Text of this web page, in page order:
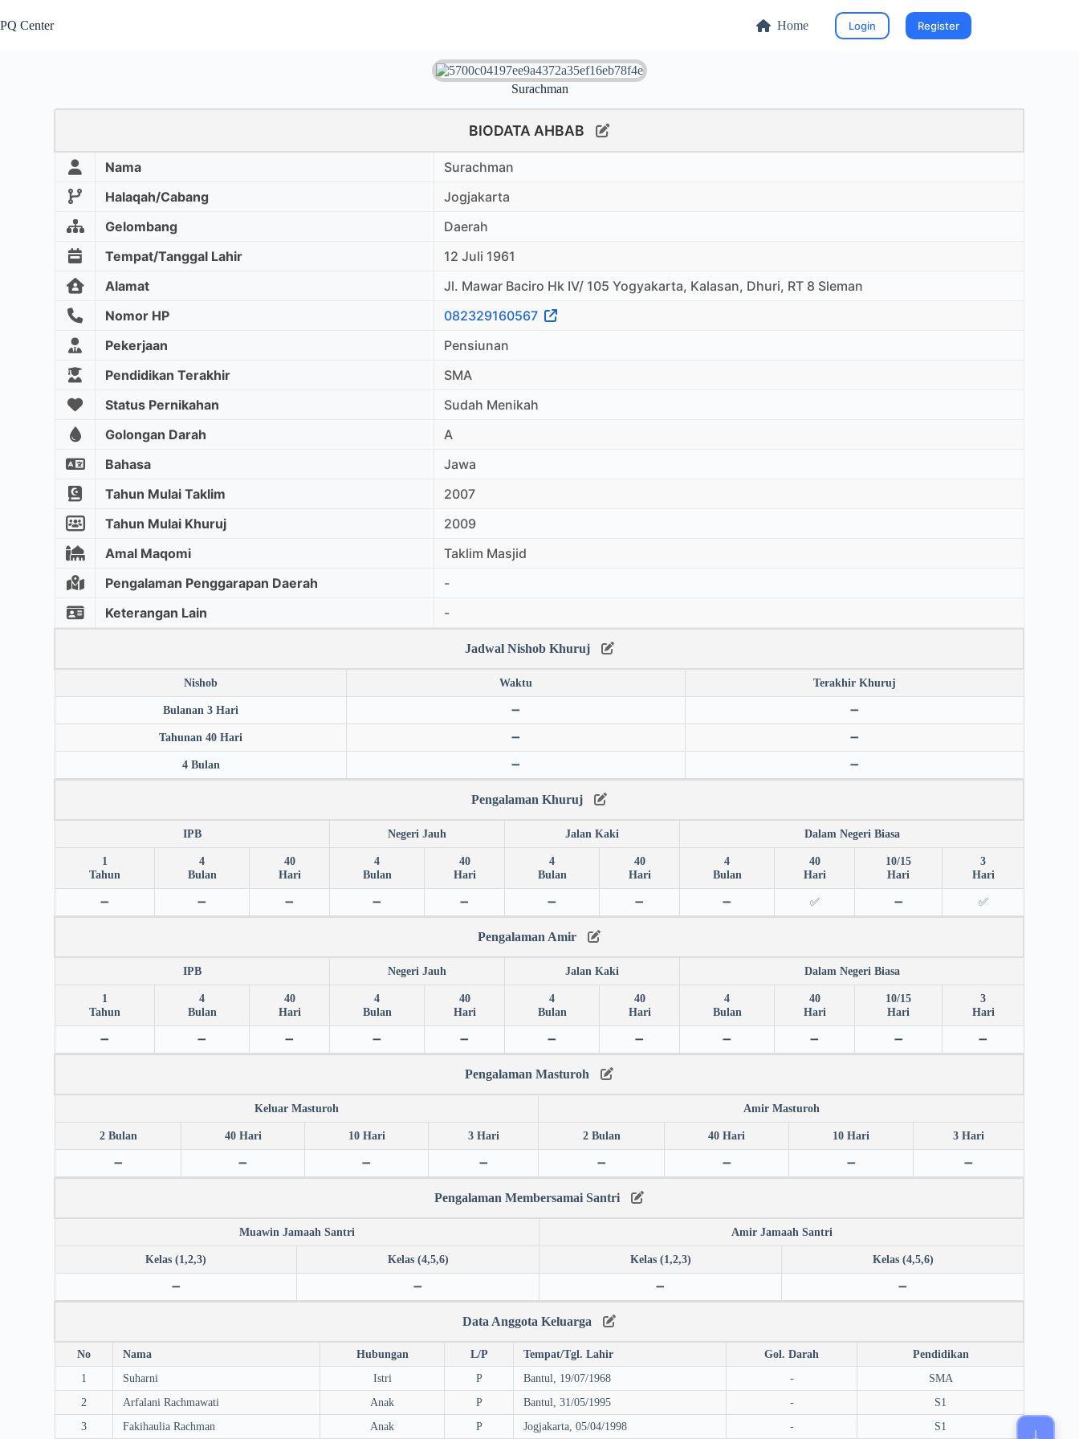
PQ Center Home Login Register
Surachman
BIODATA AHBAB
Nama
Surachman
Halaqah/Cabang
Jogjakarta
Gelombang
Daerah
Tempat/Tanggal Lahir
12 Juli 1961
Alamat
Jl. Mawar Baciro Hk IV/ 105 Yogyakarta, Kalasan, Dhuri, RT 8 Sleman
Nomor HP
082329160567
Pekerjaan
Pensiunan
Pendidikan Terakhir
SMA
Status Pernikahan
Sudah Menikah
Golongan Darah
A
Bahasa
Jawa
Tahun Mulai Taklim
2007
Tahun Mulai Khuruj
2009
Amal Maqomi
Taklim Masjid
Pengalaman Penggarapan Daerah
-
Keterangan Lain
-
Jadwal Nishob Khuruj
Nishob Waktu Terakhir Khuruj
Bulanan 3 Hari ➖ ➖
Tahunan 40 Hari ➖ ➖
4 Bulan ➖ ➖
Pengalaman Khuruj
IPB Negeri Jauh Jalan Kaki Dalam Negeri Biasa
1
Tahun
4
Bulan
40
Hari
4
Bulan
40
Hari
4
Bulan
40
Hari
4
Bulan
40
Hari
10/15
Hari
3
Hari
➖ ➖ ➖ ➖ ➖ ➖ ➖ ➖ ✅ ➖ ✅
Pengalaman Amir
IPB Negeri Jauh Jalan Kaki Dalam Negeri Biasa
1
Tahun
4
Bulan
40
Hari
4
Bulan
40
Hari
4
Bulan
40
Hari
4
Bulan
40
Hari
10/15
Hari
3
Hari
➖ ➖ ➖ ➖ ➖ ➖ ➖ ➖ ➖ ➖ ➖
Pengalaman Masturoh
Keluar Masturoh Amir Masturoh
2 Bulan 40 Hari 10 Hari 3 Hari 2 Bulan 40 Hari 10 Hari 3 Hari
➖ ➖ ➖ ➖ ➖ ➖ ➖ ➖
Pengalaman Membersamai Santri
Muawin Jamaah Santri Amir Jamaah Santri
Kelas (1,2,3) Kelas (4,5,6) Kelas (1,2,3) Kelas (4,5,6)
➖ ➖ ➖ ➖
Data Anggota Keluarga
No Nama Hubungan L/P Tempat/Tgl. Lahir Gol. Darah
Pendidikan
1
Suharni Istri P Bantul, 19/07/1968 -
SMA
2
Arfalani Rachmawati Anak P Bantul, 31/05/1995 -
S1
3
Fakihaulia Rachman Anak P Jogjakarta, 05/04/1998 - S1